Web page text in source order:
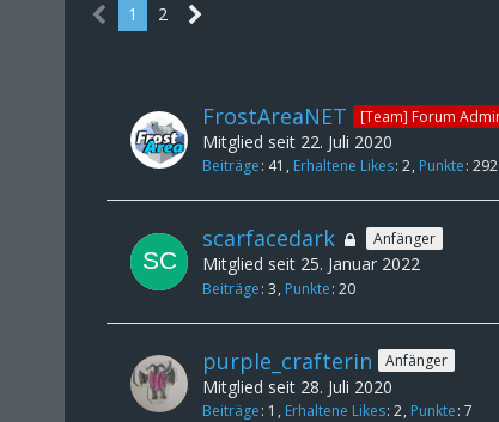
1 2
FrostAreaNET
Mitglied seit 22. Juli 2020
Beiträge 41 Erhaltene Likes 2 Punkte 292
scarfacedark Anfänger
Mitglied seit 25. Januar 2022
Beiträge 3 Punkte 20
purple_crafterin Anfänger
Mitglied seit 28. Juli 2020
Beiträge 1 Erhaltene Likes 2 Punkte 7